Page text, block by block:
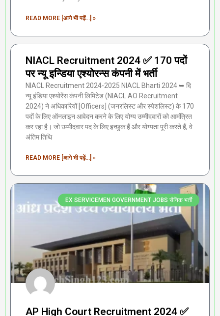
READ MORE [आगे भी पढ़ें...] »
NIACL Recruitment 2024 ✅ 170 पदों
पर न्यू इन्डिया एश्योरन्स कंपनी में भर्ती
NIACL Recruitment 2024-2025 NIACL Bharti 2024 ➥ दि
न्यू इंडिया एश्योरेंस कंपनी लिमिटेड (NIACL AO Recruitment
2024) ने अधिकारियों [Officers] (जनरलिस्ट और स्पेशलिस्ट) के 170
पदों के लिए ऑनलाइन आवेदन करने के लिए योग्य उम्मीदवारों को आमंत्रित
कर रहा है। जो उम्मीदवार पद के लिए इच्छुक हैं और योग्यता पूरी करते हैं, वे
अंतिम तिथि
READ MORE [आगे भी पढ़ें...] »
EX SERVICEMEN GOVERNMENT JOBS सैनिक भर्ती
AP High Court Recruitment 2024 ✅